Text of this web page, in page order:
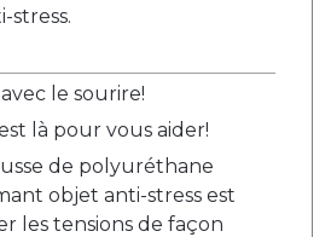
stress.
le sourire!
là pour vous aider!
de polyuréthane
objet anti-stress est
les tensions de façon